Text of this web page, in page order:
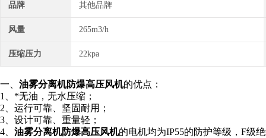
品牌 其他品牌
风量 265m3/h
压缩压力 22kpa
一、 油雾分离机防爆高压风机的优点：
1、*无油，无水压缩；
2、运行可靠、坚固耐用；
3、设计可靠、重量轻；
4、 油雾分离机防爆高压风机的电机均为IP55的防护等级，F级